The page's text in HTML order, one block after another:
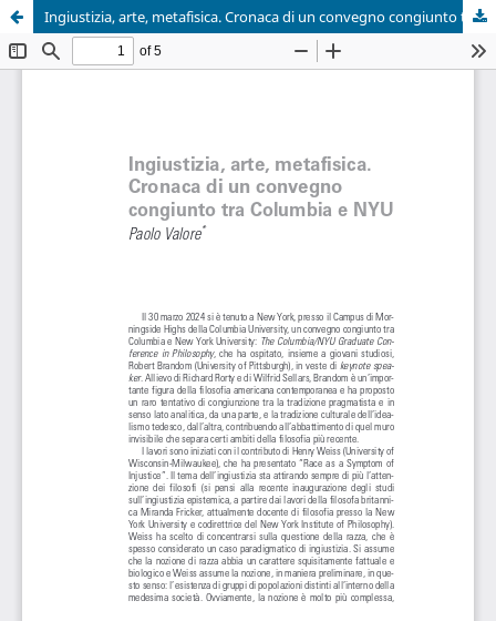
Ingiustizia, arte, metafisica. Cronaca di un convegno congiunto tra Columbia e NYU